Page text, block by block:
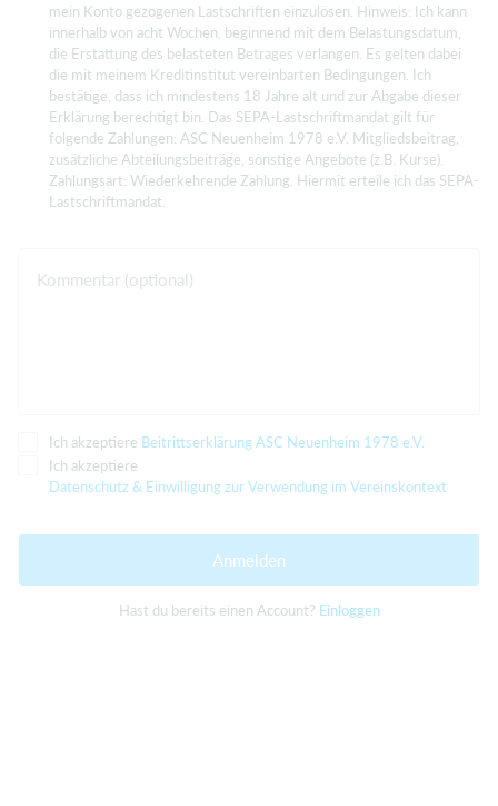
mein Konto gezogenen Lastschriften einzulösen. Hinweis: Ich kann
innerhalb von acht Wochen, beginnend mit dem Belastungsdatum,
die Erstattung des belasteten Betrages verlangen. Es gelten dabei
die mit meinem Kreditinstitut vereinbarten Bedingungen. Ich
bestätige, dass ich mindestens 18 Jahre alt und zur Abgabe dieser
Erklärung berechtigt bin. Das SEPA-Lastschriftmandat gilt für
folgende Zahlungen: ASC Neuenheim 1978 e.V. Mitgliedsbeitrag,
zusätzliche Abteilungsbeiträge, sonstige Angebote (z.B. Kurse).
Zahlungsart: Wiederkehrende Zahlung. Hiermit erteile ich das SEPA-
Lastschriftmandat.
Kommentar (optional)
Ich akzeptiere Beitrittserklärung ASC Neuenheim 1978 e.V.
Ich akzeptiere
Datenschutz & Einwilligung zur Verwendung im Vereinskontext
Anmelden
Hast du bereits einen Account? Einloggen